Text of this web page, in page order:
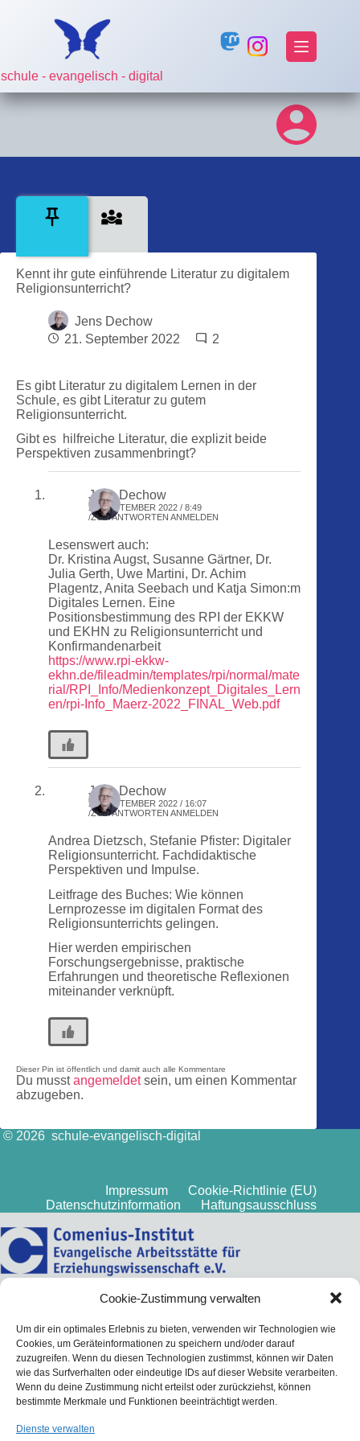
Cookie-Zustimmung verwalten
Um dir ein optimales Erlebnis zu bieten, verwenden wir Technologien wie
Cookies, um Geräteinformationen zu speichern und/oder darauf
zuzugreifen. Wenn du diesen Technologien zustimmst, können wir Daten
wie das Surfverhalten oder eindeutige IDs auf dieser Website verarbeiten.
Wenn du deine Zustimmung nicht erteilst oder zurückziehst, können
bestimmte Merkmale und Funktionen beeinträchtigt werden.
Dienste verwalten
schule - evangelisch - digital
Kennt ihr gute einführende Literatur zu digitalem
Religionsunterricht?
Jens Dechow
21. September 2022
2
Es gibt Literatur zu digitalem Lernen in der
Schule, es gibt Literatur zu gutem
Religionsunterricht.
Gibt es hilfreiche Literatur, die explizit beide
Perspektiven zusammenbringt?
Jens Dechow
23. SEPTEMBER 2022 / 8:49
ZUM ANTWORTEN ANMELDEN
Lesenswert auch:
Dr. Kristina Augst, Susanne Gärtner, Dr.
Julia Gerth, Uwe Martini, Dr. Achim
Plagentz, Anita Seebach und Katja Simon:m
Digitales Lernen. Eine
Positionsbestimmung des RPI der EKKW
und EKHN zu Religionsunterricht und
Konfirmandenarbeit
https://www.rpi-ekkw-
ekhn.de/fileadmin/templates/rpi/normal/mate
rial/RPI_Info/Medienkonzept_Digitales_Lern
en/rpi-Info_Maerz-2022_FINAL_Web.pdf
Jens Dechow
21. SEPTEMBER 2022 / 16:07
ZUM ANTWORTEN ANMELDEN
Andrea Dietzsch, Stefanie Pfister: Digitaler
Religionsunterricht. Fachdidaktische
Perspektiven und Impulse.
Leitfrage des Buches: Wie können
Lernprozesse im digitalen Format des
Religionsunterrichts gelingen.
Hier werden empirischen
Forschungsergebnisse, praktische
Erfahrungen und theoretische Reflexionen
miteinander verknüpft.
Dieser Pin ist öffentlich und damit auch alle Kommentare
Du musstangemeldetsein, um einen Kommentar
abzugeben.
© 2026 schule-evangelisch-digital
Impressum
Cookie-Richtlinie (EU)
Datenschutzinformation
Haftungsausschluss